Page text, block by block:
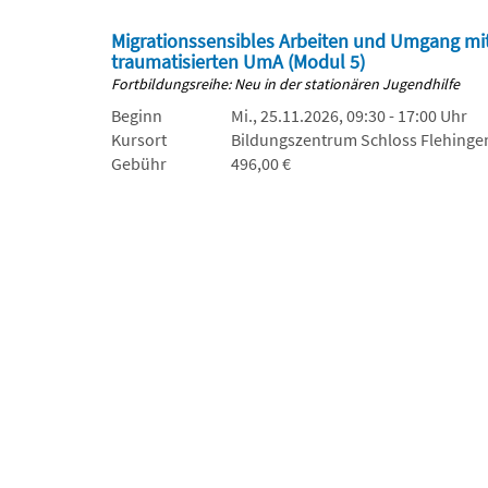
Migrationssensibles Arbeiten und Umgang
traumatisierten UmA (Modul 5)
Fortbildungsreihe: Neu in der stationären Jugendhilfe
Beginn
Mi., 25.11.2026, 09:30 - 17:00 Uhr
Kursort
Bildungszentrum Schloss
Gebühr
496,00 €